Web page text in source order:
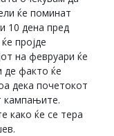
ќе поминат
10 дена пред
пројде
на февруари ќе
де факто ќе
дека почетокот
кампањите.
како ќе се тера